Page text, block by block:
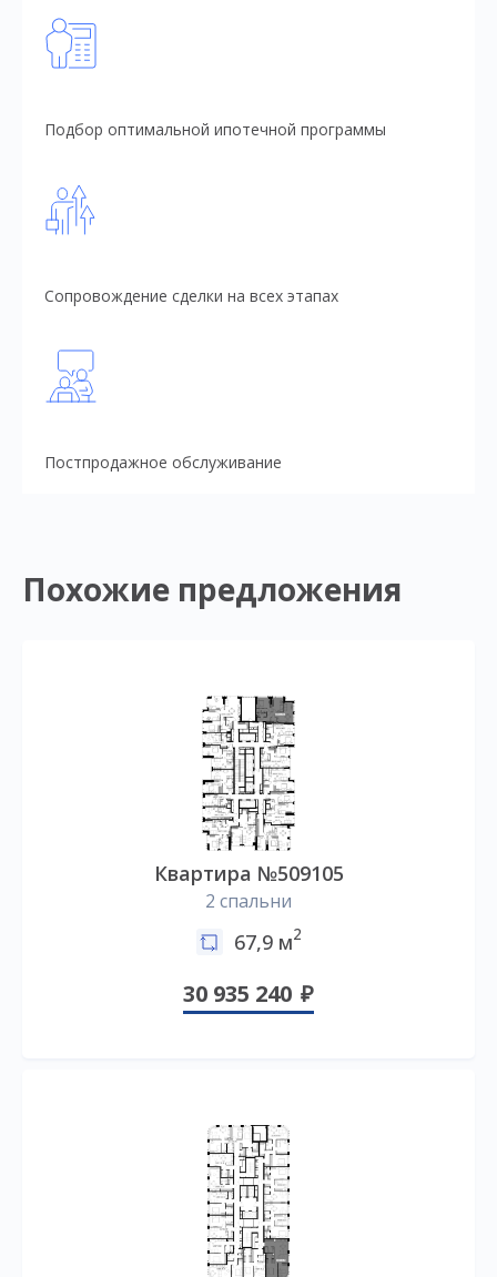
Подбор оптимальной ипотечной программы
Сопровождение сделки на всех этапах
Постпродажное обслуживание
Похожие предложения
Квартира №509105
2 спальни
67,9 м2
30 935 240